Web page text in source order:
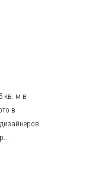
кв. м в
в